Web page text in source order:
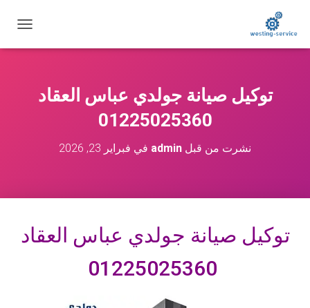
ب
توكيل صيانة جولدي عباس العقاد
01225025360
نشرت من قبل admin في فبراير 23, 2026
توكيل صيانة جولدي عباس العقاد